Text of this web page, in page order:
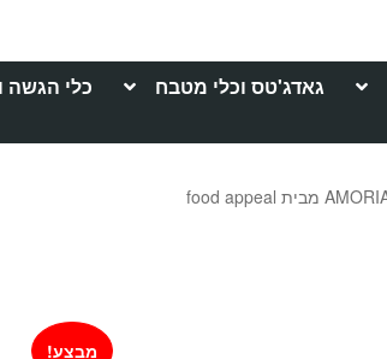
גאדג'טס וכלי מטבח כלי הגשה
מבצע!